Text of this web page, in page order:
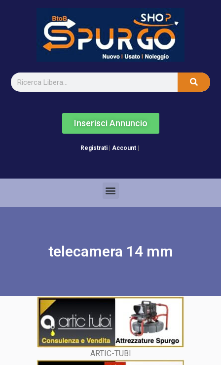
Inserisci Annuncio
Registrati Account
telecamera 14 mm
ARTIC-TUBI